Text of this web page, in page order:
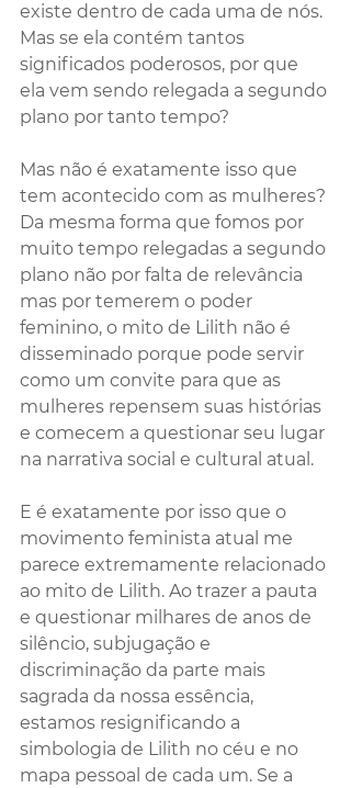
existe dentro de cada uma de nós.
Mas se ela contém tantos
significados poderosos, por que
ela vem sendo relegada a segundo
plano por tanto tempo?
Mas não é exatamente isso que
tem acontecido com as mulheres?
Da mesma forma que fomos por
muito tempo relegadas a segundo
plano não por falta de relevância
mas por temerem o poder
feminino, o mito de Lilith não é
disseminado porque pode servir
como um convite para que as
mulheres repensem suas histórias
e comecem a questionar seu lugar
na narrativa social e cultural atual.
E é exatamente por isso que o
movimento feminista atual me
parece extremamente relacionado
ao mito de Lilith. Ao trazer a pauta
e questionar milhares de anos de
silêncio, subjugação e
discriminação da parte mais
sagrada da nossa essência,
estamos resignificando a
simbologia de Lilith no céu e no
mapa pessoal de cada um. Se a